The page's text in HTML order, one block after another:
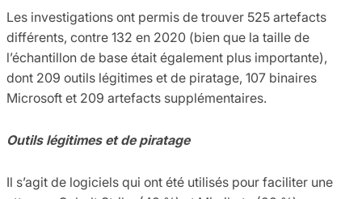
Les investigations ont permis de trouver 525 artefacts
différents, contre 132 en 2020 (bien que la taille de
l’échantillon de base était également plus importante),
dont 209 outils légitimes et de piratage, 107 binaires
Microsoft et 209 artefacts supplémentaires.
Outils légitimes et de piratage
Il s’agit de logiciels qui ont été utilisés pour faciliter une